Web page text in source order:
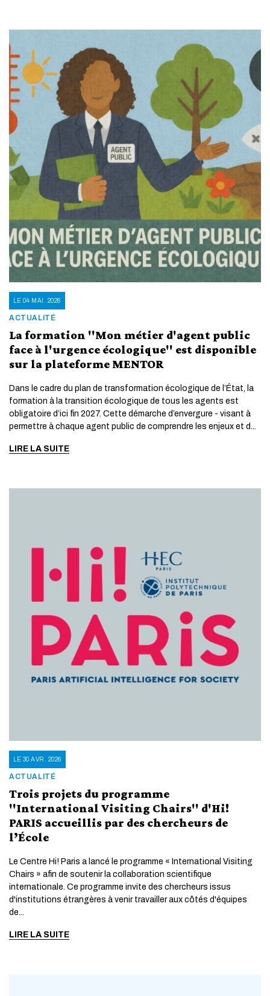
ACTUALITÉ
LE 04 MAI. 2026
La formation "Mon métier d'agent public
face à l'urgence écologique" est disponible
sur la plateforme MENTOR
Dans le cadre du plan de transformation écologique de l’État, la
formation à la transition écologique de tous les agents est
obligatoire d’ici fin 2027. Cette démarche d’envergure - visant à
permettre à chaque agent public de comprendre les enjeux et d...
LIRE LA SUITE
ACTUALITÉ
LE 30 AVR. 2026
Trois projets du programme
"International Visiting Chairs" d'Hi!
PARIS accueillis par des chercheurs de
l’École
Le Centre Hi! Paris a lancé le programme « International Visiting
Chairs » afin de soutenir la collaboration scientifique
internationale. Ce programme invite des chercheurs issus
d'institutions étrangères à venir travailler aux côtés d'équipes
de...
LIRE LA SUITE